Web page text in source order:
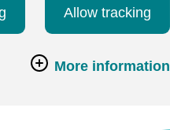
Allow tracking
More information